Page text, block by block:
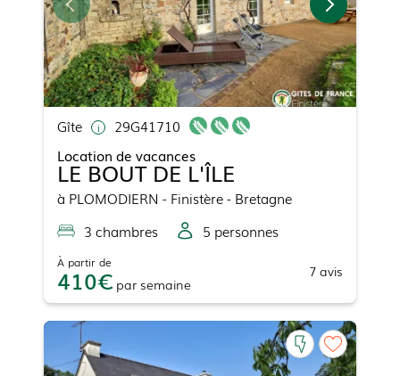
Gîte
29G41710
Location de vacances
LE BOUT DE L'ÎLE
à PLOMODIERN - Finistère - Bretagne
3 chambres 5 personnes
À partir de
410 par semaine
7 avis